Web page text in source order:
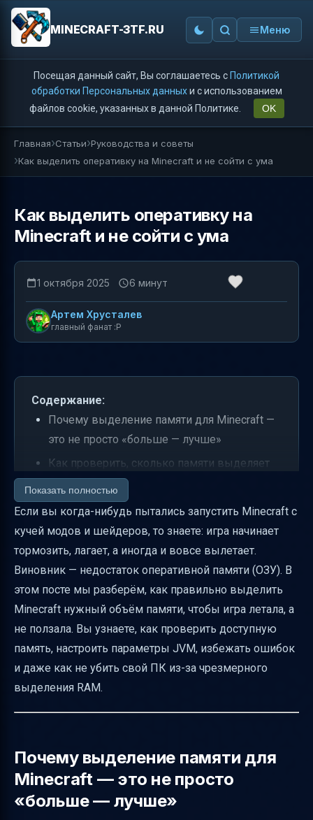
MINECRAFT-3TF.RU Меню
Посещая данный сайт, Вы соглашаетесь с Политикой
обработки Персональных данныхи с использованием
файлов cookie, указанных в данной Политике.
OK
Главная Статьи Руководства и советы
Как выделить оперативку на Minecraft и не сойти с ума
Как выделить оперативку на
Minecraft и не сойти с ума
1 октября 2025 6 минут
Артем Хрусталев
главный фанат :P
Содержание:
Почему выделение памяти для Minecraft —
это не просто «больше — лучше»
Как проверить, сколько памяти выделяет
Minecraft
Как изменить параметры памяти в
официальном лаунчере Minecraft
Что означают параметры -Xmx и -Xms и
нужно ли их синхронизировать
Безопасные пределы выделения RAM и
учёт системной памяти
Почему нужна 64-битная Java и как
проверить её разрядность
Как установить 64-битную Java и настроить
Признаки нехватки или перерасхода памяти
Что делать, если после изменения памяти
игра не запускается
Показать полностью
Если вы когда-нибудь пытались запустить Minecraft с
кучей модов и шейдеров, то знаете: игра начинает
тормозить, лагает, а иногда и вовсе вылетает.
Виновник — недостаток оперативной памяти (ОЗУ). В
этом посте мы разберём, как правильно выделить
Minecraft нужный объём памяти, чтобы игра летала, а
не ползала. Вы узнаете, как проверить доступную
память, настроить параметры JVM, избежать ошибок
и даже как не убить свой ПК из-за чрезмерного
выделения RAM.
Почему выделение памяти для
Minecraft — это не просто
«больше — лучше»